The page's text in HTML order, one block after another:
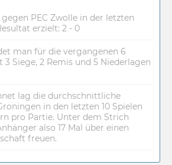
PEC Zwolle in der letzten
erzielt: 2 - 0
man für die vergangenen 6
3 Siege, 2 Remis und 5 Niederlagen
lag die durchschnittliche
in den letzten 10 Spielen
pro Partie. Unter dem Strich
also 17 Mal über einen
freuen.